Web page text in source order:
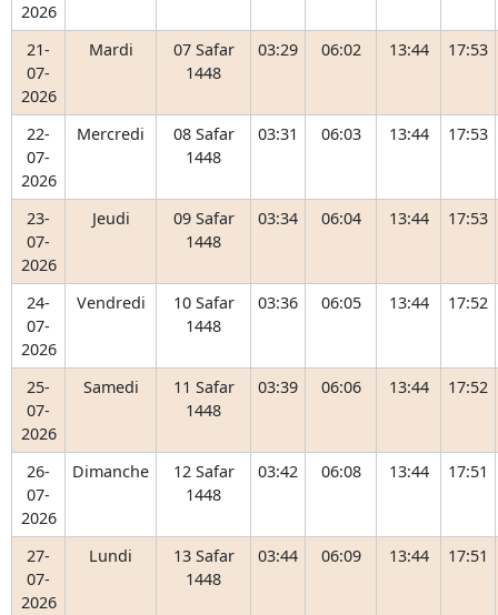
2026
21-
07-
2026
Mardi
07 Safar
1448
03:29 06:02 13:44 17:53
22-
07-
2026
Mercredi
08 Safar
1448
03:31 06:03 13:44 17:53
23-
07-
2026
Jeudi
09 Safar
1448
03:34 06:04 13:44 17:53
24-
07-
2026
Vendredi
10 Safar
1448
03:36 06:05 13:44 17:52
25-
07-
2026
Samedi
11 Safar
1448
03:39 06:06 13:44 17:52
26-
07-
2026
Dimanche
12 Safar
1448
03:42 06:08 13:44 17:51
27-
07-
2026
Lundi
13 Safar
1448
03:44 06:09 13:44 17:51